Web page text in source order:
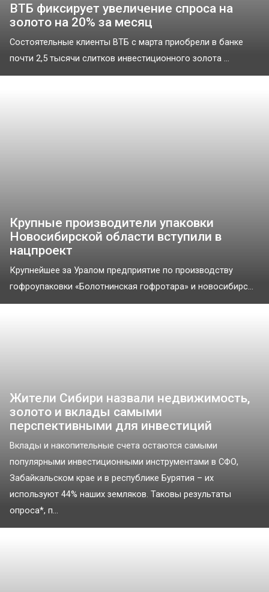
ВТБ фиксирует увеличение спроса на
золото на 20% за месяц
Состоятельные клиенты ВТБ с марта приобрели в банке
почти 2,5 тысячи слитков инвестиционного золота ...
Крупные производители упаковки
Новосибирской области вступили в
нацпроект
Крупнейшее за Уралом предприятие по производству
гофроупаковки «Болотнинская гофротара» и новосибирс...
Жители Сибири назвали недвижимость,
золото и вклады самыми
перспективными для инвестиций
Вклады и накопительные счета остаются самыми
популярными инвестиционными инструментами в СФО,
Забайкальском крае и в республике Бурятия – их
используют 44% наших земляков. Таковы результаты
опроса*, п...